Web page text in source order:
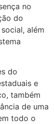
no
do
além
do
e
também
de uma
todo o